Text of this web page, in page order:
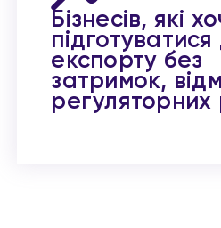
Бізнесів, які
підготуватися
експорту без
затримок,
регуляторних